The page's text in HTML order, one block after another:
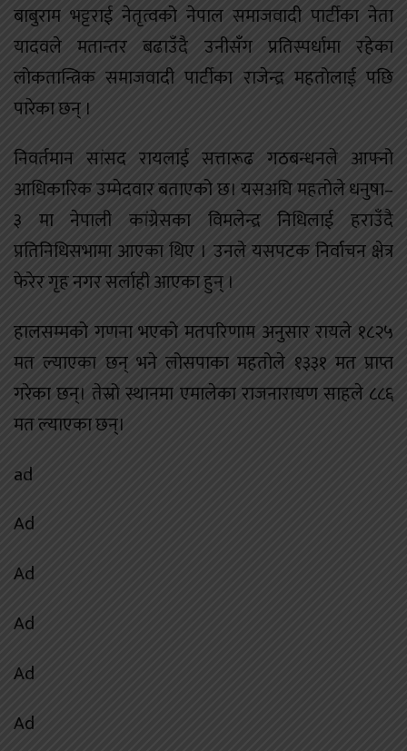
बाबुराम भट्टराई नेतृत्वको नेपाल समाजवादी पार्टीका नेता
यादवले मतान्तर बढाउँदै उनीसँग प्रतिस्पर्धामा रहेका
लोकतान्त्रिक समाजवादी पार्टीका राजेन्द्र महतोलाई पछि
पारेका छन् ।
निवर्तमान सांसद रायलाई सत्तारूढ गठबन्धनले आफ्नो
आधिकारिक उम्मेदवार बताएको छ। यसअघि महतोले धनुषा–
३ मा नेपाली कांग्रेसका विमलेन्द्र निधिलाई हराउँदै
प्रतिनिधिसभामा आएका थिए । उनले यसपटक निर्वाचन क्षेत्र
फेरेर गृह नगर सर्लाही आएका हुन् ।
हालसम्मको गणना भएको मतपरिणाम अनुसार रायले १८२५
मत ल्याएका छन् भने लोसपाका महतोले १३३१ मत प्राप्त
गरेका छन्। तेस्रो स्थानमा एमालेका राजनारायण साहले ८८६
मत ल्याएका छन्।
ad
Ad
Ad
Ad
Ad
Ad